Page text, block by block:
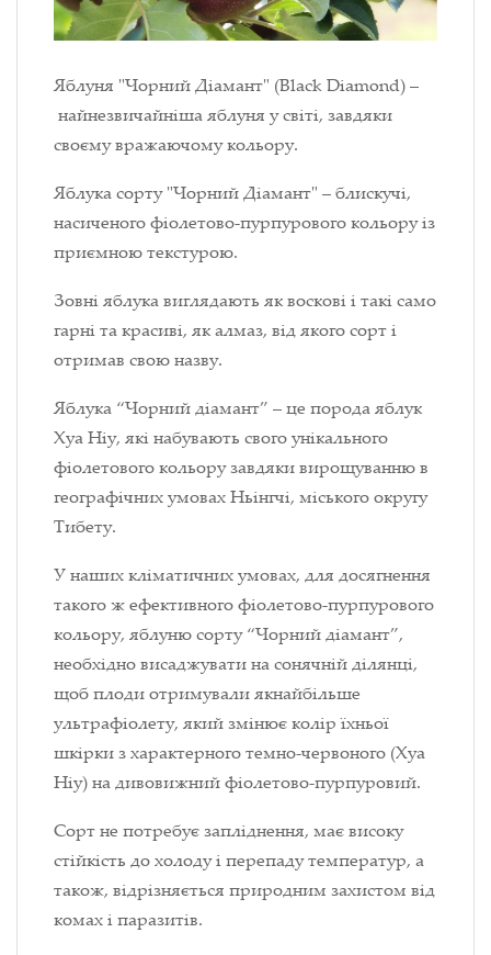
Яблуня "Чорний Діамант" (Black Diamond) –
найнезвичайніша яблуня у світі, завдяки
своєму вражаючому кольору.
Яблука сорту "Чорний Діамант" – блискучі,
насиченого фіолетово-пурпурового кольору із
приємною текстурою.
Зовні яблука виглядають як воскові і такі само
гарні та красиві, як алмаз, від якого сорт і
отримав свою назву.
Яблука “Чорний діамант” – це порода яблук
Хуа Ніу, які набувають свого унікального
фіолетового кольору завдяки вирощуванню в
географічних умовах Ньінгчі, міського округу
Тибету.
У наших кліматичних умовах, для досягнення
такого ж ефективного фіолетово-пурпурового
кольору, яблуню сорту “Чорний діамант”,
необхідно висаджувати на сонячній ділянці,
щоб плоди отримували якнайбільше
ультрафіолету, який змінює колір їхньої
шкірки з характерного темно-червоного (Хуа
Ніу) на дивовижний фіолетово-пурпуровий.
Сорт не потребує запліднення, має високу
стійкість до холоду і перепаду температур, а
також, відрізняється природним захистом від
комах і паразитів.